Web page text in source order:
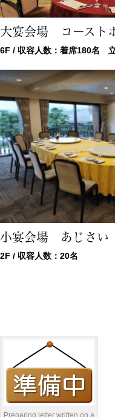
大宴会場 コースト
6F / 収容人数：着席180名
小宴会場 あじさい
2F / 収容人数：20名